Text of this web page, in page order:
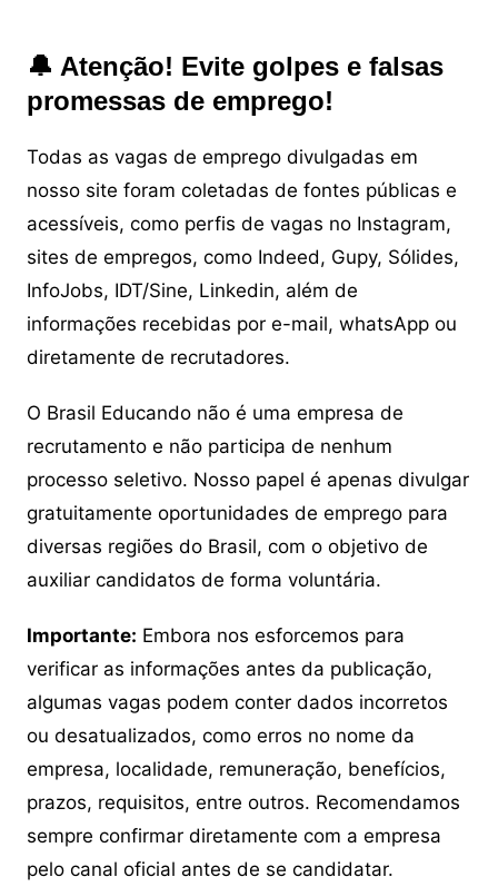
🔔 Atenção! Evite golpes e falsas
promessas de emprego!
Todas as vagas de emprego divulgadas em
nosso site foram coletadas de fontes públicas e
acessíveis, como perfis de vagas no Instagram,
sites de empregos, como Indeed, Gupy, Sólides,
InfoJobs, IDT/Sine, Linkedin, além de
informações recebidas por e-mail, whatsApp ou
diretamente de recrutadores.
O Brasil Educando não é uma empresa de
recrutamento e não participa de nenhum
processo seletivo. Nosso papel é apenas divulgar
gratuitamente oportunidades de emprego para
diversas regiões do Brasil, com o objetivo de
auxiliar candidatos de forma voluntária.
Importante: Embora nos esforcemos para
verificar as informações antes da publicação,
algumas vagas podem conter dados incorretos
ou desatualizados, como erros no nome da
empresa, localidade, remuneração, benefícios,
prazos, requisitos, entre outros. Recomendamos
sempre confirmar diretamente com a empresa
pelo canal oficial antes de se candidatar.